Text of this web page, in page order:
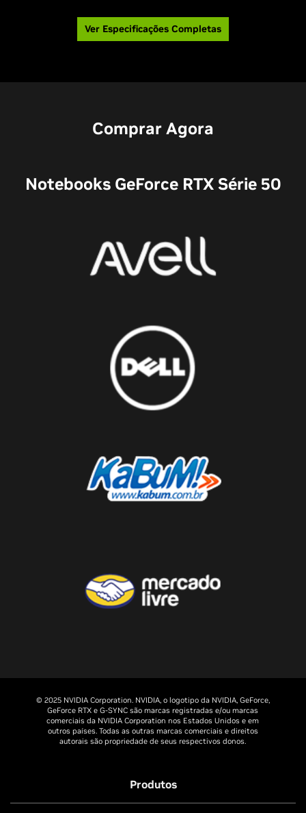
Ver Especificações Completas
Comprar Agora
Notebooks GeForce RTX Série 50
© 2025 NVIDIA Corporation. NVIDIA, o logotipo da NVIDIA, GeForce,
GeForce RTX e G-SYNC são marcas registradas e/ou marcas
comerciais da NVIDIA Corporation nos Estados Unidos e em
outros países. Todas as outras marcas comerciais e direitos
autorais são propriedade de seus respectivos donos.
Produtos